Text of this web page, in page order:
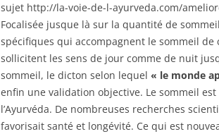
sujet http://la-voie-de-l-ayurveda.com/
Focalisée jusque là sur la quantité de
spécifiques qui accompagnent le sommeil
sollicitent les sens de jour comme de nuit
sommeil, le dicton selon lequel « le monde
enfin une validation objective. Le sommeil
l’Ayurvéda. De nombreuses recherches
favorisait santé et longévité. Ce qui est